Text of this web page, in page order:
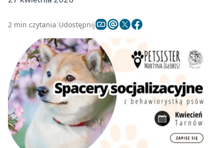
2 min czytania Udostępnij